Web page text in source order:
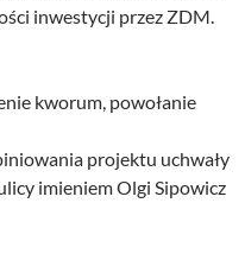
inwestycji przez ZDM.
kworum, powołanie
projektu uchwały
imieniem Olgi Sipowicz